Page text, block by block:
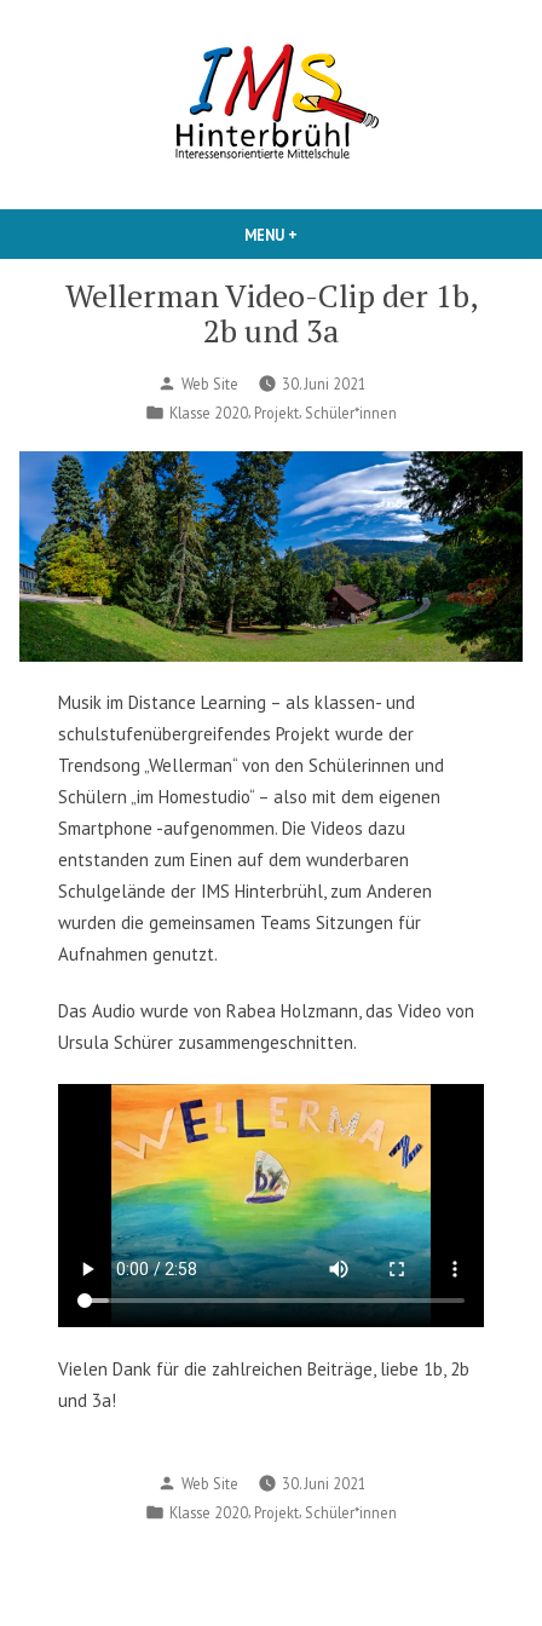
IMS Hinterbruehl
MENU +
Wellerman Video-Clip der 1b,
2b und 3a
Posted
by
Web Site
30. Juni 2021
Posted
Klasse 2020 Projekt Schüler*innen
Musik im Distance Learning – als klassen- und
schulstufenübergreifendes Projekt wurde der
Trendsong „Wellerman“ von den Schülerinnen und
Schülern „im Homestudio“ – also mit dem eigenen
Smartphone -aufgenommen. Die Videos dazu
entstanden zum Einen auf dem wunderbaren
Schulgelände der IMS Hinterbrühl, zum Anderen
wurden die gemeinsamen Teams Sitzungen für
Aufnahmen genutzt.
Das Audio wurde von Rabea Holzmann, das Video von
Ursula Schürer zusammengeschnitten.
Vielen Dank für die zahlreichen Beiträge, liebe 1b, 2b
und 3a!
Posted
by
Web Site
30. Juni 2021
Posted
Klasse 2020 Projekt Schüler*innen